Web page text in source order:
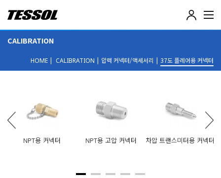
테
(
T
S
전
기
CALIBRATION
HOME | CALIBRATION | 압력 커넥터/액세서리 | 37도 플레어용 커넥터
NPT용 커넥터 NPT용 고압 커넥터 차압 트랜스미터용 커넥터